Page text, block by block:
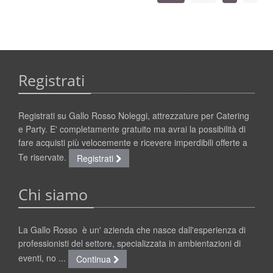
Registrati
Registrati su Gallo Rosso Noleggi, attrezzature per Catering
e Party. E' completamente gratuito ma avrai la possibilità di
fare acquisti più velocemente e ricevere imperdibili offerte a
Te riservate.
Registrati
Chi siamo
La Gallo Rosso è un' azienda che nasce dall'esperienza di
professionisti del settore, specializzata in ambientazioni di
eventi, no ...
Continua